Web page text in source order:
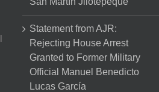
Statement from AJR:
Rejecting House Arrest
Granted to Former Military
Official Manuel Benedicto
Lucas García